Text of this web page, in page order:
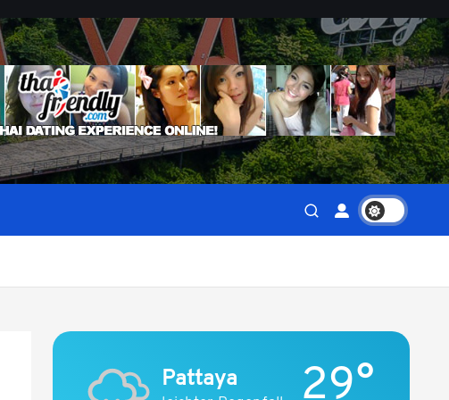
Pattaya 29°